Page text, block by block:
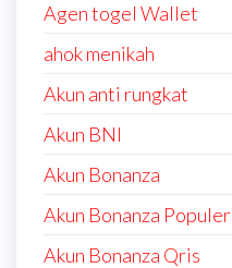
Agen togel Wallet
ahok menikah
Akun anti rungkat
Akun BNI
Akun Bonanza
Akun Bonanza Populer
Akun Bonanza Qris